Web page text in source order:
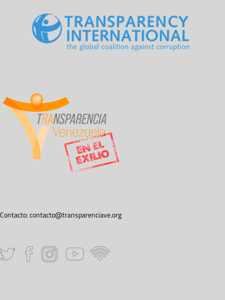
Contacto:contacto@transparenciave.org